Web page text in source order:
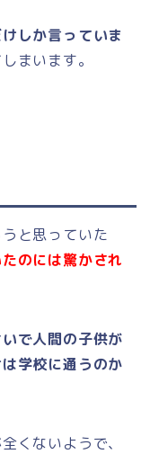
しか言っていま
まいます。
と思っていた
のには驚かされ
で人間の子供が
学校に通うのか
くないようで、